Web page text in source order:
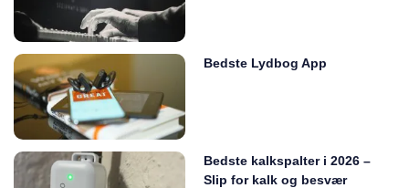
Bedste Lydbog App
Bedste kalkspalter i 2026 –
Slip for kalk og besvær